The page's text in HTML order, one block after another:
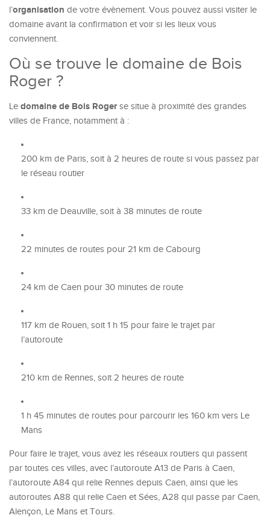
l’organisation de votre évènement. Vous pouvez aussi visiter le
domaine avant la confirmation et voir si les lieux vous
conviennent.
Où se trouve le domaine de Bois
Roger ?
Le domaine de Bois Rogerse situe à proximité des grandes
villes de France, notamment à :
200 km de Paris, soit à 2 heures de route si vous passez par
le réseau routier
33 km de Deauville, soit à 38 minutes de route
22 minutes de routes pour 21 km de Cabourg
24 km de Caen pour 30 minutes de route
117 km de Rouen, soit 1 h 15 pour faire le trajet par
l’autoroute
210 km de Rennes, soit 2 heures de route
1 h 45 minutes de routes pour parcourir les 160 km vers Le
Mans
Pour faire le trajet, vous avez les réseaux routiers qui passent
par toutes ces villes, avec l’autoroute A13 de Paris à Caen,
l’autoroute A84 qui relie Rennes depuis Caen, ainsi que les
autoroutes A88 qui relie Caen et Sées, A28 qui passe par Caen,
Alençon, Le Mans et Tours.